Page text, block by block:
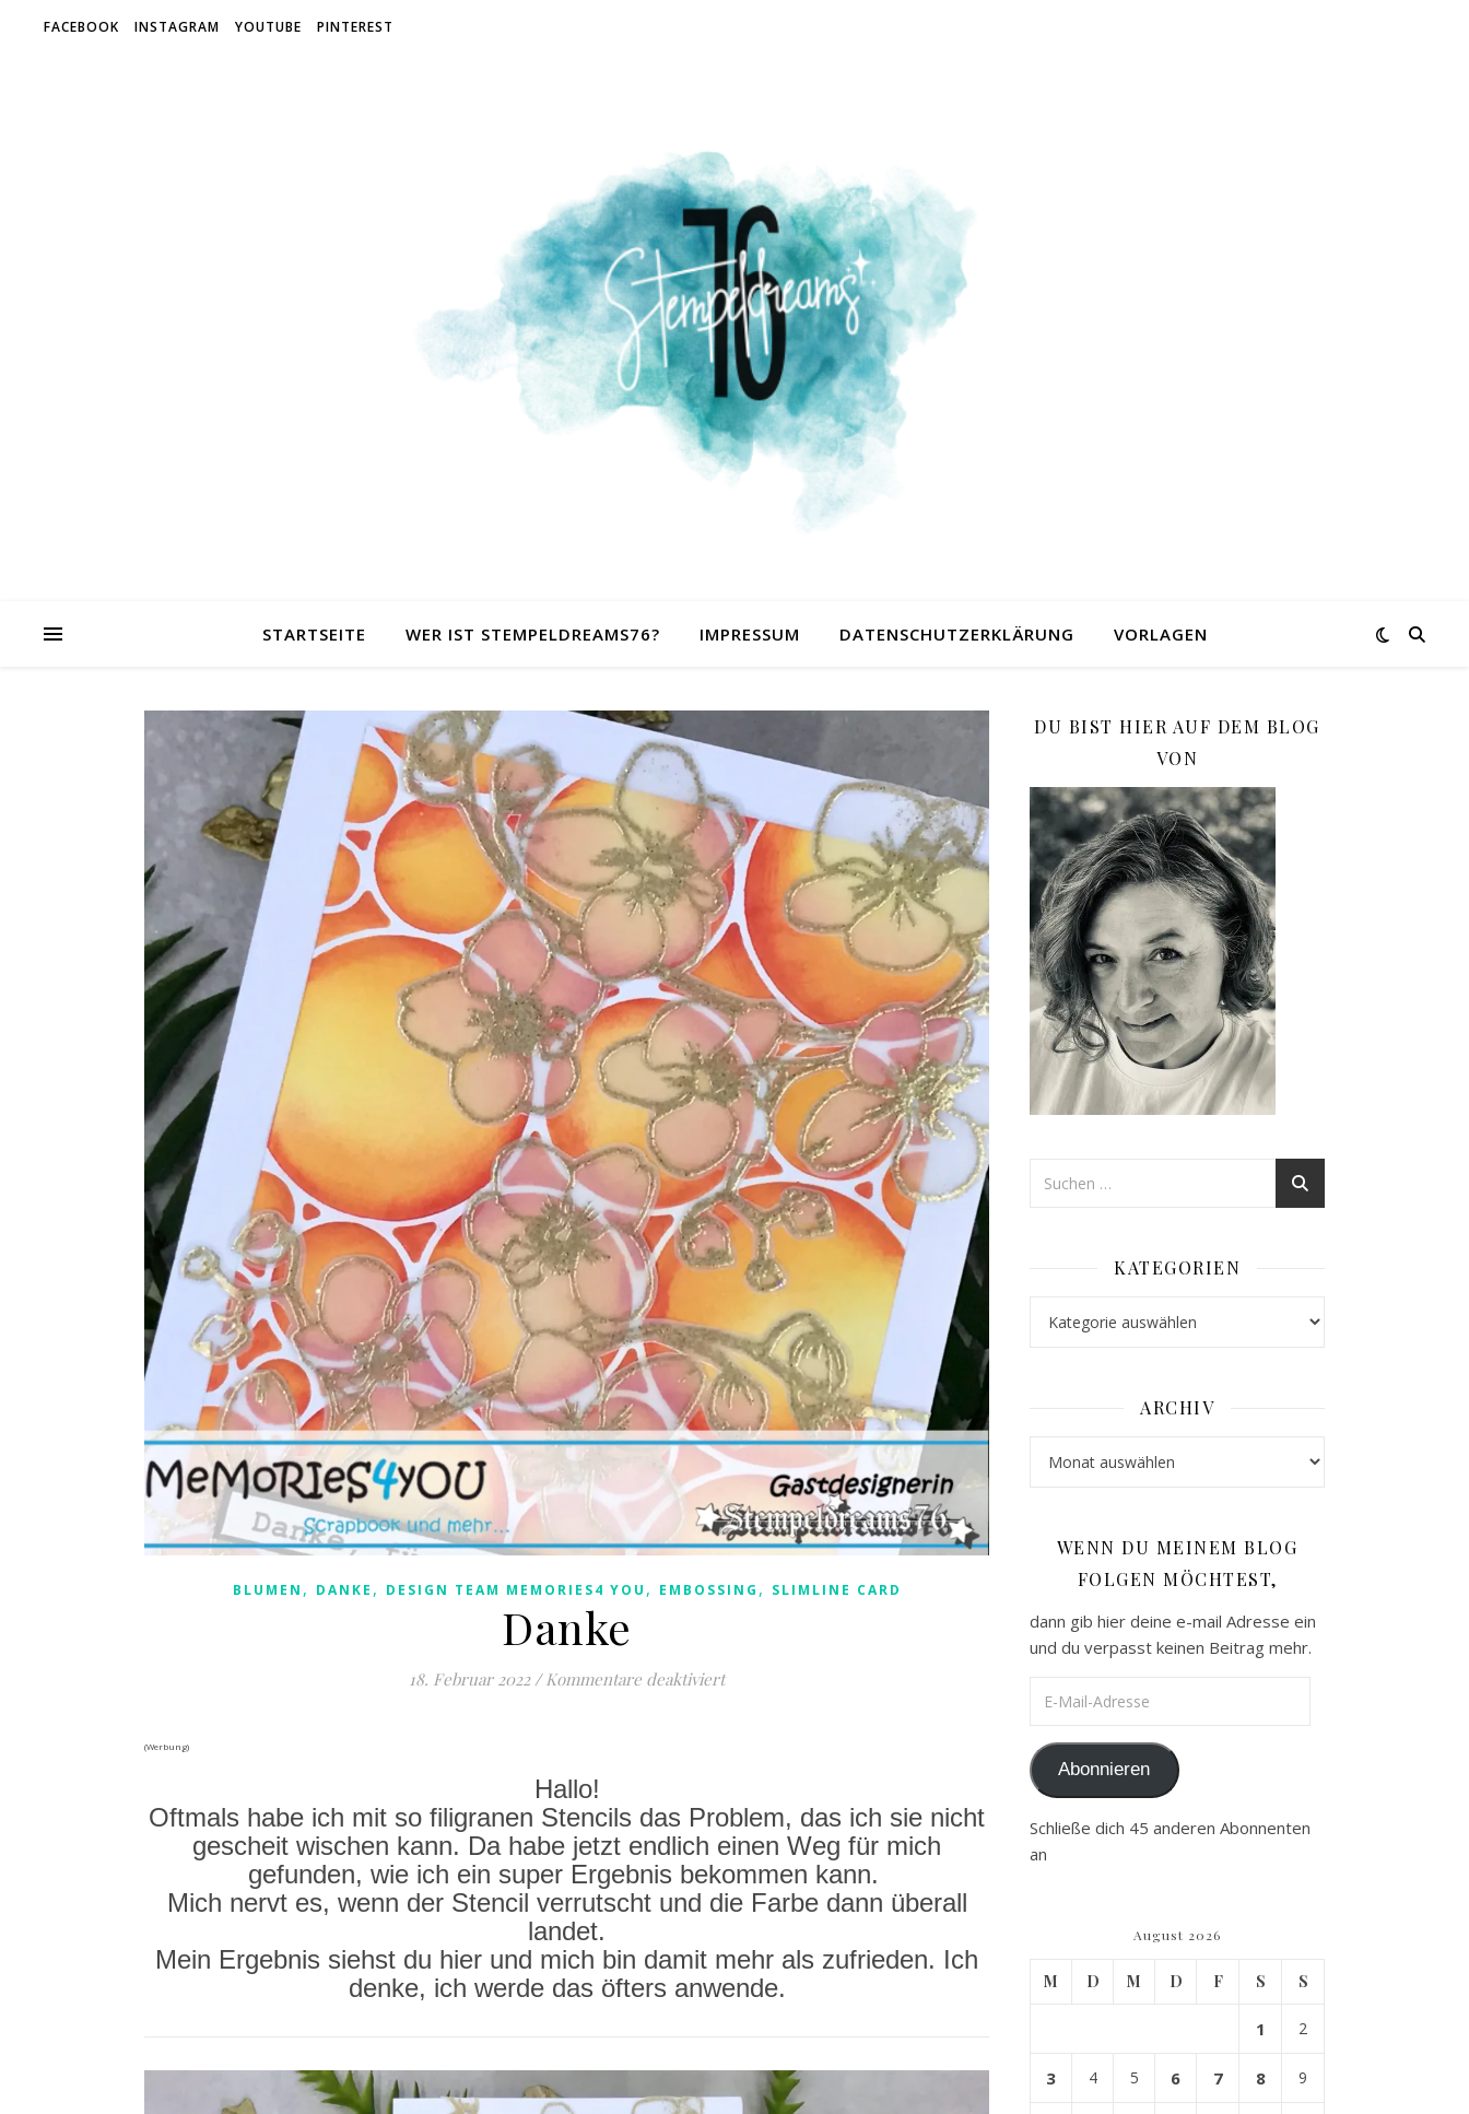
FACEBOOK INSTAGRAM YOUTUBE PINTEREST
STARTSEITE WER IST STEMPELDREAMS76? IMPRESSUM DATENSCHUTZERKLÄRUNG VORLAGEN
BLUMEN , DANKE , DESIGN TEAM MEMORIES4 YOU , EMBOSSING , SLIMLINE CARD
Danke
18. Februar 2022 / Kommentare deaktiviertfür Danke
(Werbung)
Hallo!
Oftmals habe ich mit so filigranen Stencils das Problem, das ich sie nicht
gescheit wischen kann. Da habe jetzt endlich einen Weg für mich
gefunden, wie ich ein super Ergebnis bekommen kann.
Mich nervt es, wenn der Stencil verrutscht und die Farbe dann überall
landet.
Mein Ergebnis siehst du hier und mich bin damit mehr als zufrieden. Ich
denke, ich werde das öfters anwende.
DU BIST HIER AUF DEM BLOG
VON
KATEGORIEN
ARCHIV
WENN DU MEINEM BLOG
FOLGEN MÖCHTEST,
dann gib hier deine e-mail Adresse ein
und du verpasst keinen Beitrag mehr.
Abonnieren
Schließe dich 45 anderen Abonnenten
an
August 2026
M D M D F S S
1 2
3 4 5 6 7 8 9